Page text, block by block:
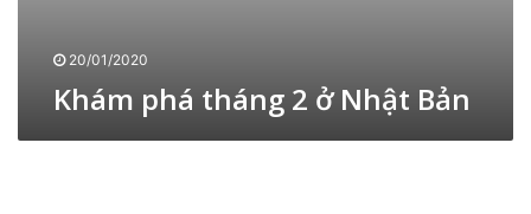
20/01/2020
Khám phá tháng 2 ở Nhật Bản